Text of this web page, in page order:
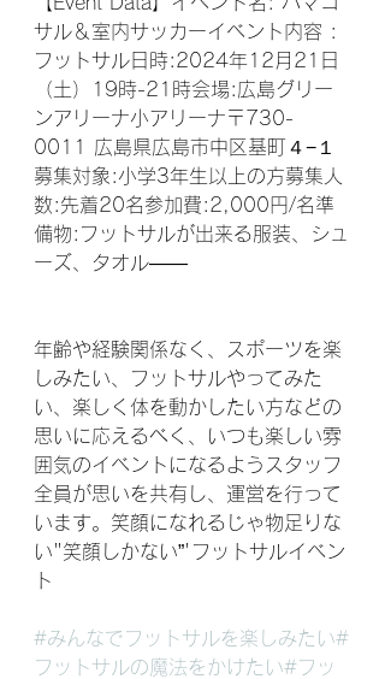
サル＆室内サッカーイベント内容 :
フットサル⁣日時:2024年12月21日
（土）19時-21時⁣会場:広島グリー
ンアリーナ小アリーナ⁣〒730-
0011 広島県広島市中区基町４−１⁣⁣
募集対象:小学3年生以上の方⁣募集人
数:先着20名参加費:2,000円/名⁣準
備物:フットサルが出来る服装、シュ
ーズ、タオル⁣⁣⁣——⁣⁣
年齢や経験関係なく、スポーツを楽
しみたい、フットサルやってみた
い、楽しく体を動かしたい方などの
思いに応えるべく、いつも楽しい雰
囲気のイベントになるようスタッフ
全員が思いを共有し、運営を行って
います。⁣⁣笑顔になれるじゃ物足りな
い⁣"笑顔しかない”'フットサルイベン
ト
#みんなでフットサルを楽しみたい#
フットサルの魔法をかけたい#フッ